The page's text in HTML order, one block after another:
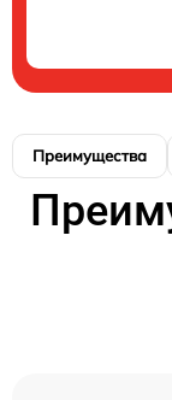
Преимущества